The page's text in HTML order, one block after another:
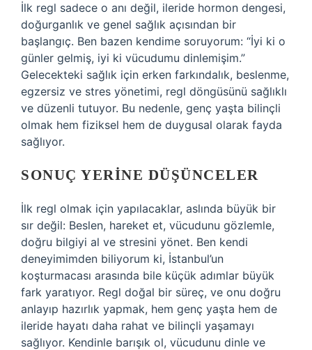
İlk regl sadece o anı değil, ileride hormon dengesi,
doğurganlık ve genel sağlık açısından bir
başlangıç. Ben bazen kendime soruyorum: “İyi ki o
günler gelmiş, iyi ki vücudumu dinlemişim.”
Gelecekteki sağlık için erken farkındalık, beslenme,
egzersiz ve stres yönetimi, regl döngüsünü sağlıklı
ve düzenli tutuyor. Bu nedenle, genç yaşta bilinçli
olmak hem fiziksel hem de duygusal olarak fayda
sağlıyor.
SONUÇ YERINE DÜŞÜNCELER
İlk regl olmak için yapılacaklar, aslında büyük bir
sır değil: Beslen, hareket et, vücudunu gözlemle,
doğru bilgiyi al ve stresini yönet. Ben kendi
deneyimimden biliyorum ki, İstanbul’un
koşturmacası arasında bile küçük adımlar büyük
fark yaratıyor. Regl doğal bir süreç, ve onu doğru
anlayıp hazırlık yapmak, hem genç yaşta hem de
ileride hayatı daha rahat ve bilinçli yaşamayı
sağlıyor. Kendinle barışık ol, vücudunu dinle ve